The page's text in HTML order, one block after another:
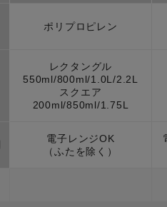
ポリプロピレン
レクタングル
550ml/800ml/1.0L/2.2L
スクエア
200ml/850ml/1.75L
電子レンジOK
（ふたを除く）